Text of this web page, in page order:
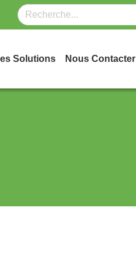
Solutions Nous Contacter